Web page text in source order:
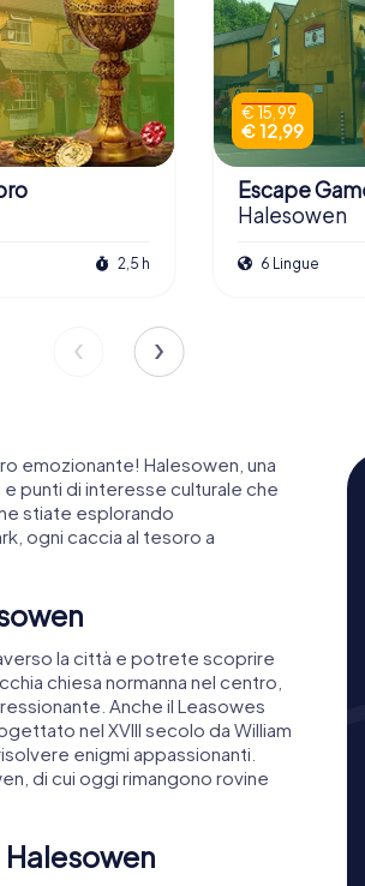
2,5 h
€ 15,99
€ 12,99
Escape
Halesowen
6 Lingue
emozionante! Halesowen, una
punti di interesse culturale che
stiate esplorando
ogni caccia al tesoro a
la città e potrete scoprire
chiesa normanna nel centro,
Anche il Leasowes
nel XVIII secolo da William
enigmi appassionanti.
di cui oggi rimangono rovine